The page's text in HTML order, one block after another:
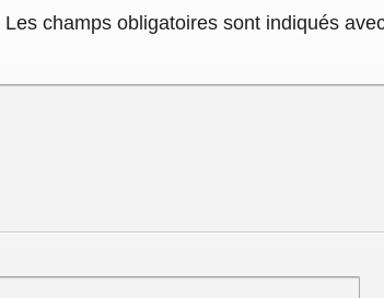
Les champs obligatoires sont indiqués